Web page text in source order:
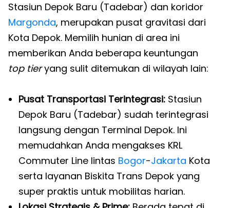
Stasiun Depok Baru (Tadebar) dan koridor
Margonda, merupakan pusat gravitasi dari
Kota Depok. Memilih hunian di area ini
memberikan Anda beberapa keuntungan
top tieryang sulit ditemukan di wilayah lain:
Pusat Transportasi Terintegrasi: Stasiun
Depok Baru (Tadebar) sudah terintegrasi
langsung dengan Terminal Depok. Ini
memudahkan Anda mengakses KRL
Commuter Line lintas Bogor-Jakarta Kota
serta layanan Biskita Trans Depok yang
super praktis untuk mobilitas harian.